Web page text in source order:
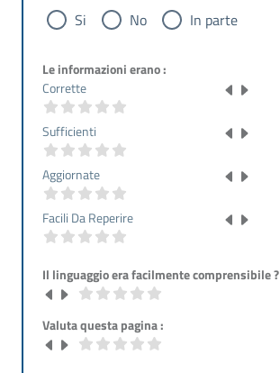
Si No In parte
Le informazioni erano :
Corrette
Sufficienti
Aggiornate
Facili Da Reperire
Il linguaggio era facilmente comprensibile ?
Valuta questa pagina :